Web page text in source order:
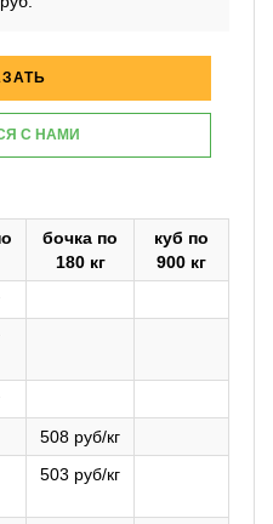
С НАМИ
бочка по
180 кг
куб по
900 кг
508 руб/кг
503 руб/кг